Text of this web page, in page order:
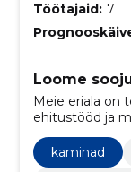
Töötajaid: 7
Loome
Meie eriala on
ehitustööd ja
kaminad